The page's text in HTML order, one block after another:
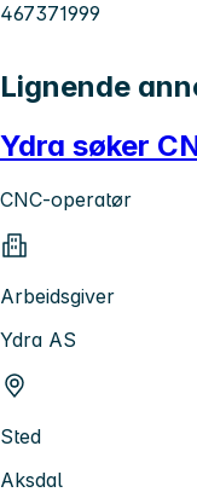
467371999
Lignende
Ydra søker
CNC-operatør
Arbeidsgiver
Ydra AS
Sted
Aksdal